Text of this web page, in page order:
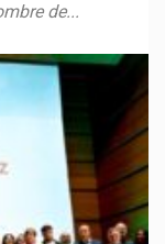
de...